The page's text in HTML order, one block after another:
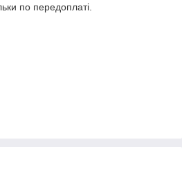
по передоплаті.